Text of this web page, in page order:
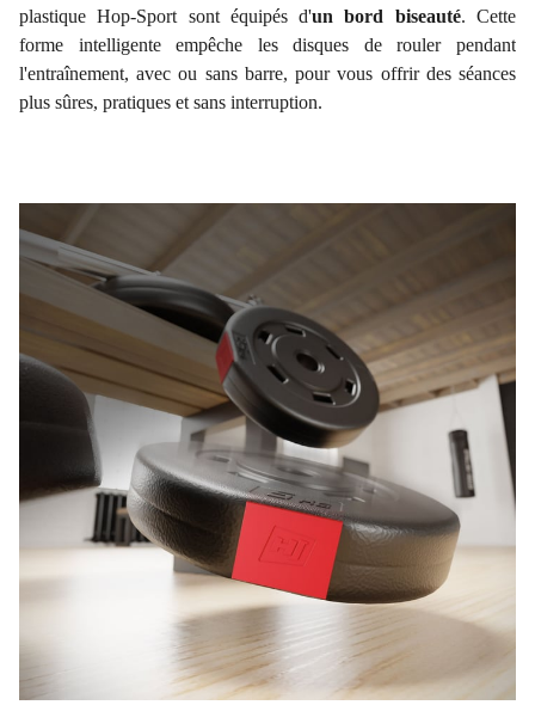
plastique Hop-Sport sont équipés d'un bord biseauté. Cette
forme intelligente empêche les disques de rouler pendant
l'entraînement, avec ou sans barre, pour vous offrir des séances
plus sûres, pratiques et sans interruption.